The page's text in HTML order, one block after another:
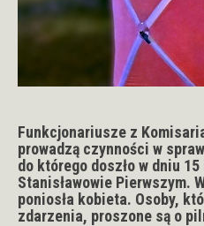
Funkcjonariusze z
prowadzą czynności w
do którego doszło w dniu
Stanisławowie Pierwszym.
poniosła kobieta. Osoby,
zdarzenia, proszone są o